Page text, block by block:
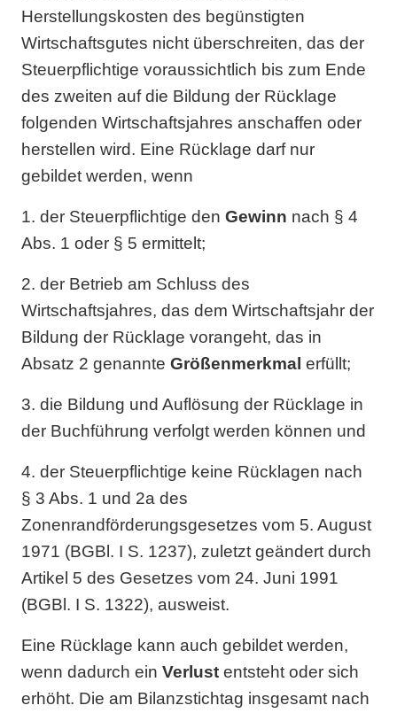
Herstellungskosten des begünstigten
Wirtschaftsgutes nicht überschreiten, das der
Steuerpflichtige voraussichtlich bis zum Ende
des zweiten auf die Bildung der Rücklage
folgenden Wirtschaftsjahres anschaffen oder
herstellen wird. Eine Rücklage darf nur
gebildet werden, wenn
1. der Steuerpflichtige den Gewinn nach § 4
Abs. 1 oder § 5 ermittelt;
2. der Betrieb am Schluss des
Wirtschaftsjahres, das dem Wirtschaftsjahr der
Bildung der Rücklage vorangeht, das in
Absatz 2 genannte Größenmerkmal erfüllt;
3. die Bildung und Auflösung der Rücklage in
der Buchführung verfolgt werden können und
4. der Steuerpflichtige keine Rücklagen nach
§ 3 Abs. 1 und 2a des
Zonenrandförderungsgesetzes vom 5. August
1971 (BGBl. I S. 1237), zuletzt geändert durch
Artikel 5 des Gesetzes vom 24. Juni 1991
(BGBl. I S. 1322), ausweist.
Eine Rücklage kann auch gebildet werden,
wenn dadurch ein Verlust entsteht oder sich
erhöht. Die am Bilanzstichtag insgesamt nach